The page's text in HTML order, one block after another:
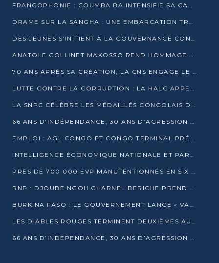
FRANCOPHONIE : COUMBA BA INTENSIFIE SA CAMPAGNE POUR LA SUCCESSION À LA TÊTE DE L’OIF
DRAME SUR LA SANGHA : UNE EMBARCATION TRANSPORTANT DES FIDÈLES DE « NZAMBÉ YA L’HUILE » FAIT NAUFRAGE À OUESSO
DES JEUNES S’INITIENT À LA GOUVERNANCE CONTINENTALE À BRAZZAVILLE
ANATOLE COLLINET MAKOSSO REND HOMMAGE À JEAN-PAUL PIGASSE
70 ANS APRÈS SA CRÉATION, LA CNS ENGAGE LE VIRAGE DE LA DIGITALISATION
LUTTE CONTRE LA CORRUPTION : LA HALC APPELLE À PASSER DES DISCOURS AUX ACTES
LA SNPC CÉLÈBRE LES MÉDAILLÉS CONGOLAIS DES OLYMPIADES PANAFRICAINES DE MATHÉMATIQUES 2026
66 ANS D’INDÉPENDANCE, 30 ANS D’AGRESSION RWANDAISE : 4 PRÉSIDENCES, UN ÉCHEC COLLECTIF
EMPLOI : AGL CONGO ET CONGO TERMINAL PRÉSÉLECTIONNENT PLUS DE 70 JEUNES À POINTE-NOIRE
INTELLIGENCE ÉCONOMIQUE NATIONALE ET PARTENARIATS INTERNATIONAUX : VERS UNE DOCTRINE SOUVERAINE DE SÉCURITÉ ÉCONOMIQUE
PRÈS DE 700 000 EVP MANUTENTIONNÉS EN SIX MOIS PAR CONGO TERMINAL
RNP : DJOUBE NGOH CHARNEL BERICHE PREND LES RÊNES DU PARTI
BURKINA FASO : LE GOUVERNEMENT LANCE « VACANCES UTILES 2026 » POUR FORMER LES ÉLÈVES À 15 MÉTIERS
LES DIABLES ROUGES TERMINENT DEUXIÈMES AU CHAMPIONNAT D’AFRIQUE ZONE 3
66 ANS D’INDEPENDANCE, 30 ANS D’AGRESSION RWAN DAISE : 4 PRESIDENCES, UN ECHEC COLLECTIF